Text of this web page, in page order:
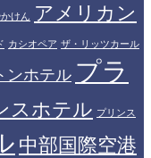
けん
アメリカン
カシオペア ザ・リッツカール
ンホテル プラ
スホテル プリンス
中部国際空港